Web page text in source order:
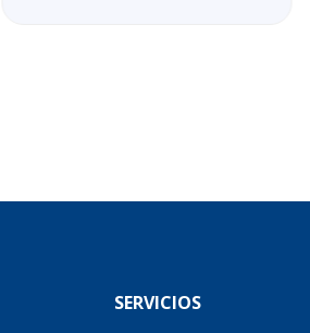
SERVICIOS